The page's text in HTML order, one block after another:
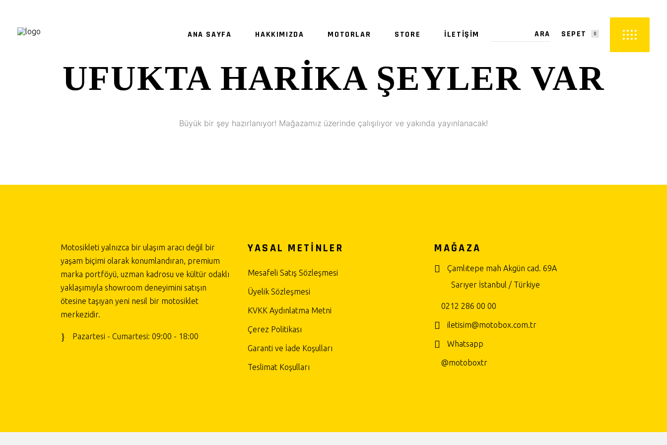
ANA SAYFA HAKKIMIZDA MOTORLAR STORE İLETIŞIM SEPET 0
SEPETTE ÜRÜN YOK.
UFUKTA HARIKA ŞEYLER VAR
Büyük bir şey hazırlanıyor! Mağazamız üzerinde çalışılıyor ve yakında yayınlanacak!
Motosikleti yalnızca bir ulaşım aracı değil bir
yaşam biçimi olarak konumlandıran, premium
marka portföyü, uzman kadrosu ve kültür odaklı
yaklaşımıyla showroom deneyimini satışın
ötesine taşıyan yeni nesil bir motosiklet
merkezidir.
Pazartesi - Cumartesi: 09:00 - 18:00
YASAL METİNLER
Mesafeli Satış Sözleşmesi
Üyelik Sözleşmesi
KVKK Aydınlatma Metni
Çerez Politikası
Garanti ve İade Koşulları
Teslimat Koşulları
MAĞAZA
Çamlıtepe mah Akgün cad. 69A
Sarıyer İstanbul / Türkiye
0212 286 00 00
iletisim@motobox.com.tr
Whatsapp
@motoboxtr